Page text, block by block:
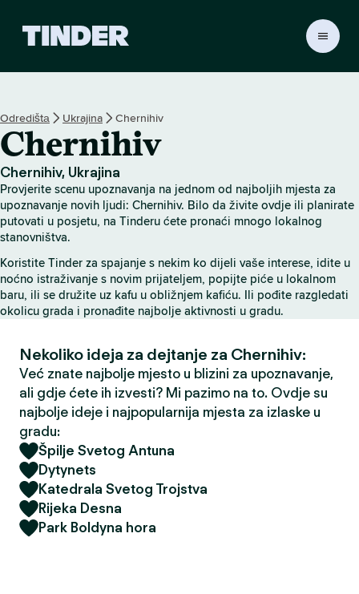
r
H
o
e
Odredištа Ukrajina Chernihiv
Chernihiv
Chernihiv, Ukrajina
Provjerite scenu upoznavanja na jednom od najboljih mjesta za
upoznavanje novih ljudi: Chernihiv. Bilo da živite ovdje ili planirate
putovati u posjetu, na Tinderu ćete pronaći mnogo lokalnog
stanovništva.
Koristite Tinder za spajanje s nekim ko dijeli vaše interese, idite u
noćno istraživanje s novim prijateljem, popijte piće u lokalnom
baru, ili se družite uz kafu u obližnjem kafiću. Ili pođite razgledati
okolicu grada i pronađite najbolje aktivnosti u gradu.
Nekoliko ideja za dejtanje za Chernihiv:
Već znate najbolje mjesto u blizini za upoznavanje,
ali gdje ćete ih izvesti? Mi pazimo na to. Ovdje su
najbolje ideje i najpopularnija mjesta za izlaske u
gradu:
Špilje Svetog Antuna
Dytynets
Katedrala Svetog Trojstva
Rijeka Desna
Park Boldyna hora